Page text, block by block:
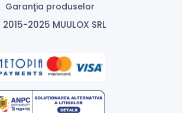
Garanţia produselor
2025 MUULOX SRL